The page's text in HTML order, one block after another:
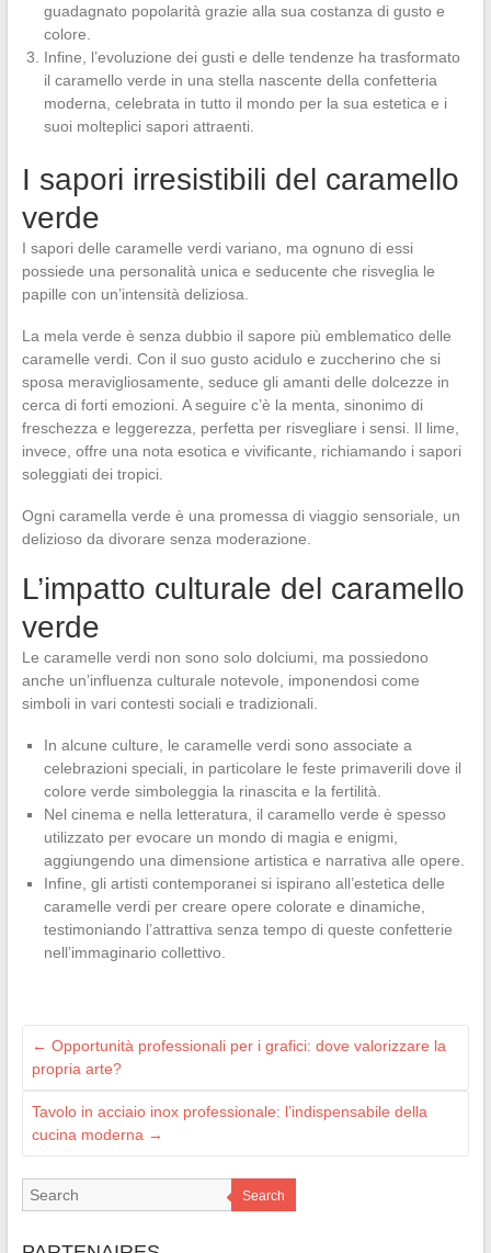
guadagnato popolarità grazie alla sua costanza di gusto e
colore.
Infine, l’evoluzione dei gusti e delle tendenze ha trasformato
il caramello verde in una stella nascente della confetteria
moderna, celebrata in tutto il mondo per la sua estetica e i
suoi molteplici sapori attraenti.
I sapori irresistibili del caramello
verde
I sapori delle caramelle verdi variano, ma ognuno di essi
possiede una personalità unica e seducente che risveglia le
papille con un’intensità deliziosa.
La mela verde è senza dubbio il sapore più emblematico delle
caramelle verdi. Con il suo gusto acidulo e zuccherino che si
sposa meravigliosamente, seduce gli amanti delle dolcezze in
cerca di forti emozioni. A seguire c’è la menta, sinonimo di
freschezza e leggerezza, perfetta per risvegliare i sensi. Il lime,
invece, offre una nota esotica e vivificante, richiamando i sapori
soleggiati dei tropici.
Ogni caramella verde è una promessa di viaggio sensoriale, un
delizioso da divorare senza moderazione.
L’impatto culturale del caramello
verde
Le caramelle verdi non sono solo dolciumi, ma possiedono
anche un’influenza culturale notevole, imponendosi come
simboli in vari contesti sociali e tradizionali.
In alcune culture, le caramelle verdi sono associate a
celebrazioni speciali, in particolare le feste primaverili dove il
colore verde simboleggia la rinascita e la fertilità.
Nel cinema e nella letteratura, il caramello verde è spesso
utilizzato per evocare un mondo di magia e enigmi,
aggiungendo una dimensione artistica e narrativa alle opere.
Infine, gli artisti contemporanei si ispirano all’estetica delle
caramelle verdi per creare opere colorate e dinamiche,
testimoniando l’attrattiva senza tempo di queste confetterie
nell’immaginario collettivo.
← Opportunità professionali per i grafici: dove valorizzare la
propria arte?
Tavolo in acciaio inox professionale: l’indispensabile della
cucina moderna →
Search